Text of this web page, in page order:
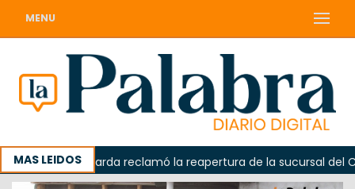
MENU
MAS LEIDOS
Odarda reclamó la reapertura de la sucursal del Correo